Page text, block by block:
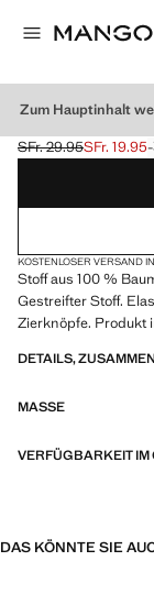
Zum Hauptinhalt
GESTREIFTE
Ausgangspreis
SFr. 29.95
Aktueller Preis [SFr.
SFr. 19.95
Wählen Sie eine
KOSTENLOSER VERSAND
Stoff aus 100 %
Gestreifter Stoff.
Zierknöpfe. Produkt
DETAILS,
MASSE
VERFÜGBARKEIT IM
DAS KÖNNTE SIE